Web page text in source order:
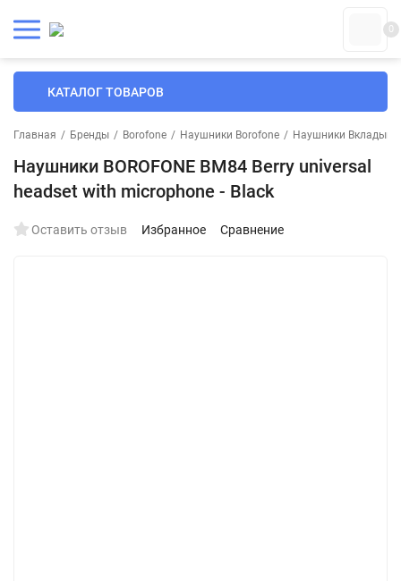
0
КАТАЛОГ ТОВАРОВ
Главная / Бренды / Borofone / Наушники Borofone / Наушники
Наушники BOROFONE BM84 Berry universal
headset with microphone - Black
Оставить отзыв Избранное Сравнение